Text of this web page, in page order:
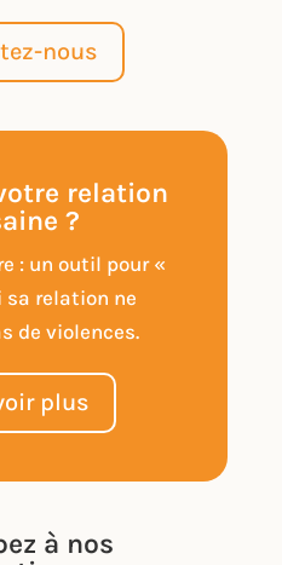
nous
relation
?
: un outil pour «
sa relation ne
de violences.
plus
à nos